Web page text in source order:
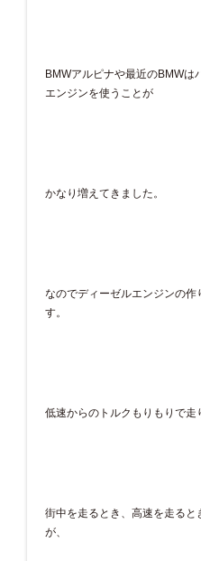
BMWアルピナや最近のBMWは
エンジンを使うことが
かなり増えてきました。
なのでディーゼルエンジンの作
す。
低速からのトルクもりもりで走
街中を走るとき、高速を走る
が、